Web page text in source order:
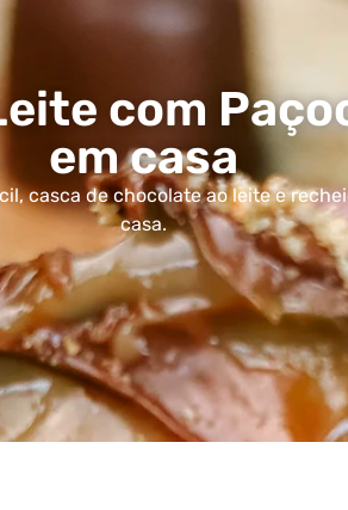
com
em casa
casca de chocolate ao leite e
casa.